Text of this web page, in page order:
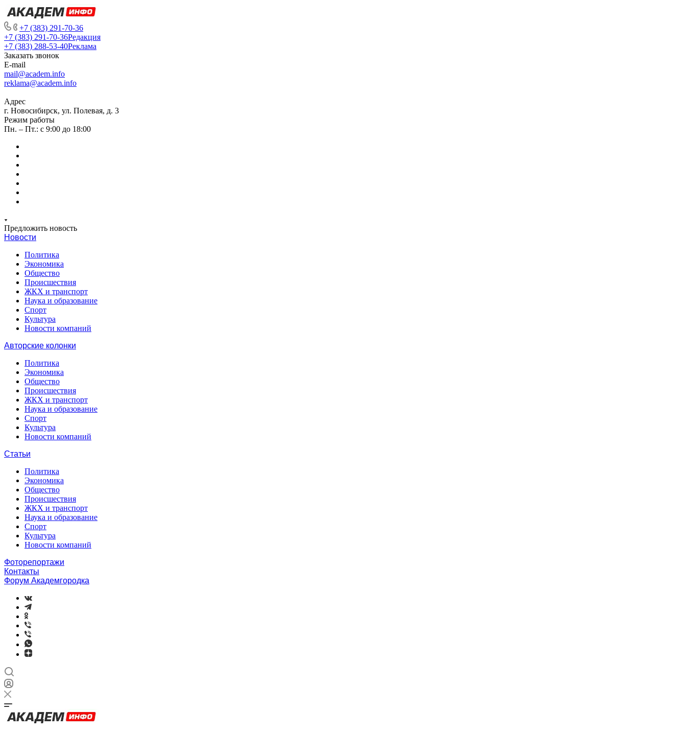
+7 (383) 291-70-36
+7 (383) 291-70-36Редакция
+7 (383) 288-53-40Реклама
Заказать звонок
E-mail
mail@academ.info
reklama@academ.info
Адрес
г. Новосибирск, ул. Полевая, д. 3
Режим работы
Пн. – Пт.: с 9:00 до 18:00
Предложить новость
Новости
Политика
Экономика
Общество
Происшествия
ЖКХ и транспорт
Наука и образование
Спорт
Культура
Новости компаний
Авторские колонки
Политика
Экономика
Общество
Происшествия
ЖКХ и транспорт
Наука и образование
Спорт
Культура
Новости компаний
Статьи
Политика
Экономика
Общество
Происшествия
ЖКХ и транспорт
Наука и образование
Спорт
Культура
Новости компаний
Фоторепортажи
Контакты
Форум Академгородка